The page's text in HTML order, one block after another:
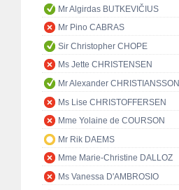
Mr Algirdas BUTKEVIČIUS
Mr Pino CABRAS
Sir Christopher CHOPE
Ms Jette CHRISTENSEN
Mr Alexander CHRISTIANSSON
Ms Lise CHRISTOFFERSEN
Mme Yolaine de COURSON
Mr Rik DAEMS
Mme Marie-Christine DALLOZ
Ms Vanessa D'AMBROSIO